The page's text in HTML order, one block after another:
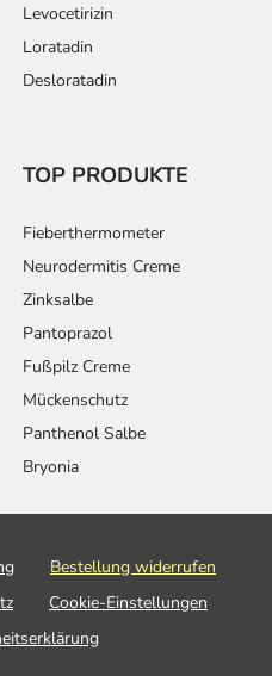
Levocetirizin
Loratadin
Desloratadin
TOP PRODUKTE
Fieberthermometer
Neurodermitis Creme
Zinksalbe
Pantoprazol
Fußpilz Creme
Mückenschutz
Panthenol Salbe
Bryonia
Bestellung widerrufen
Cookie-Einstellungen